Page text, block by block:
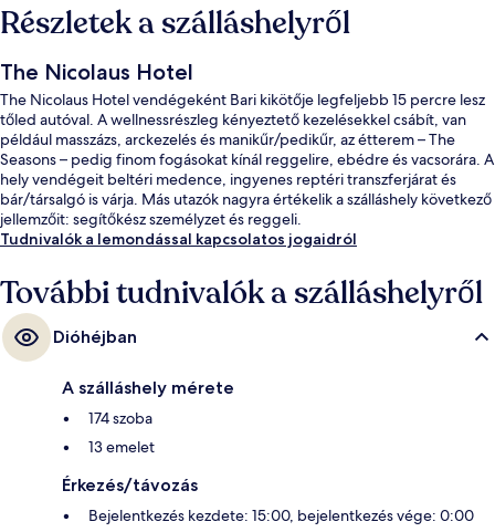
Részletek a szálláshelyről
The Nicolaus Hotel
The Nicolaus Hotel vendégeként Bari kikötője legfeljebb 15 percre lesz
tőled autóval. A wellnessrészleg kényeztető kezelésekkel csábít, van
például masszázs, arckezelés és manikűr/pedikűr, az étterem – The
Seasons – pedig finom fogásokat kínál reggelire, ebédre és vacsorára. A
hely vendégeit beltéri medence, ingyenes reptéri transzferjárat és
bár/társalgó is várja. Más utazók nagyra értékelik a szálláshely következő
jellemzőit: segítőkész személyzet és reggeli.
Tudnivalók a lemondással kapcsolatos jogaidról
További tudnivalók a szálláshelyről
Dióhéjban
A szálláshely mérete
174 szoba
13 emelet
Érkezés/távozás
Bejelentkezés kezdete: 15:00, bejelentkezés vége: 0:00